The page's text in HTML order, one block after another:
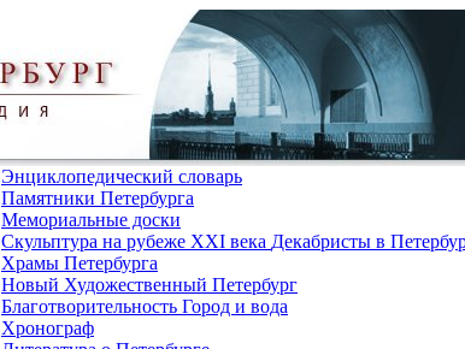
Энциклопедический словарь
Памятники Петербурга
Мемориальные доски
Скульптура на рубеже XXI века Декабристы в
Храмы Петербурга
Новый Художественный Петербург
Благотворительность Город и вода
Хронограф